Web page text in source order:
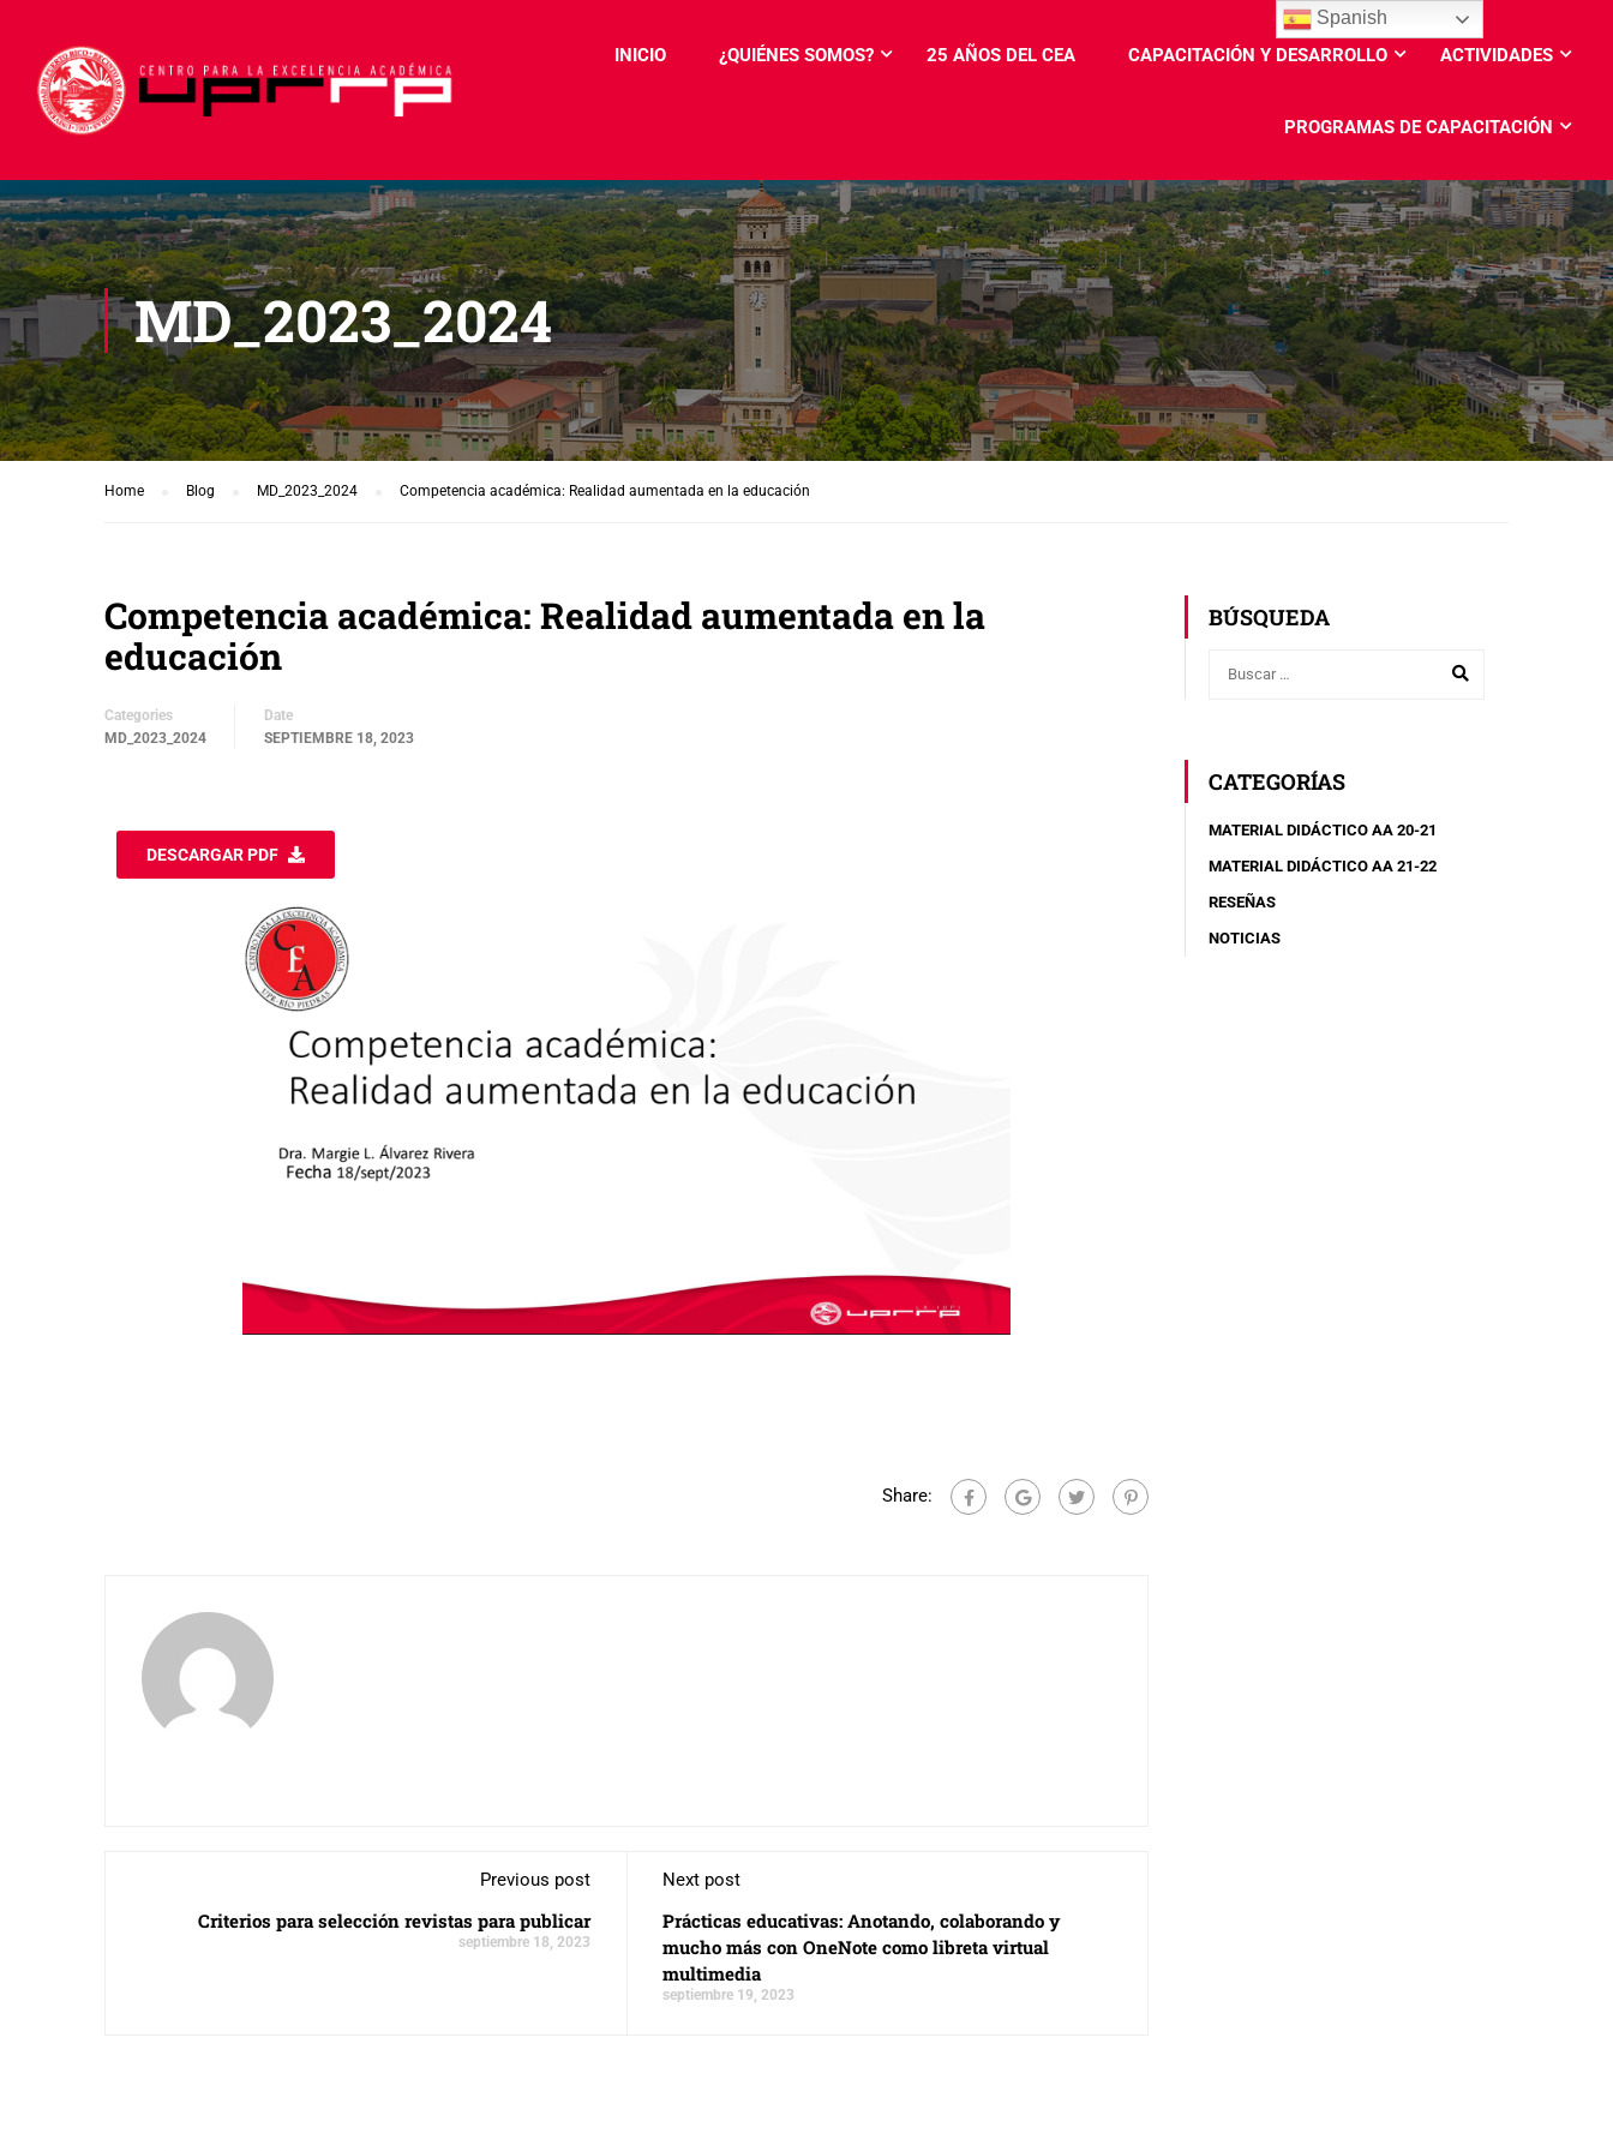
INICIO ¿QUIÉNES SOMOS? 25 AÑOS DEL CEA CAPACITACIÓN Y DESARROLLO ACTIVIDADES
PROGRAMAS DE CAPACITACIÓN
MD_2023_2024
Home Blog MD_2023_2024 Competencia académica: Realidad aumentada en la educación
Competencia académica: Realidad aumentada en la
educación
Categories
MD_2023_2024
Date
SEPTIEMBRE 18, 2023
DESCARGAR PDF
Share:
Previous post
Criterios para selección revistas para publicar
septiembre 18, 2023
Next post
Prácticas educativas: Anotando, colaborando y
mucho más con OneNote como libreta virtual
multimedia
septiembre 19, 2023
BÚSQUEDA
CATEGORÍAS
MATERIAL DIDÁCTICO AA 20-21
MATERIAL DIDÁCTICO AA 21-22
RESEÑAS
NOTICIAS
Spanish